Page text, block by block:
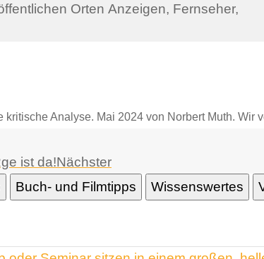
Orten Anzeigen, Fernseher,
Analyse. Mai 2024 von Norbert Muth. Wir
ist da!Nächster
Buch- und Filmtipps Wissenswertes